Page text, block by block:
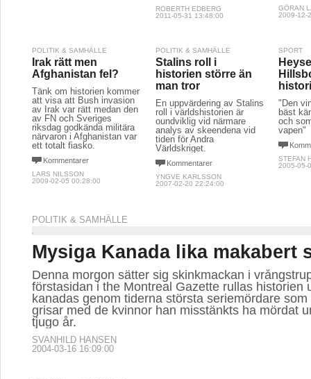
ROBERTH EDBERG
2011-05-31 13:48:00
GÖRAN
2009-12-
POLITIK & SAMHÄLLE
Irak rätt men
Afghanistan fel?
Tänk om historien kommer
att visa att Bush invasion
av Irak var rätt medan den
av FN och Sveriges
riksdag godkända militära
närvaron i Afghanistan var
ett totalt fiasko.
Kommentarer
LARS NILSSON
2009-02-05 00:28:00
POLITIK & SAMHÄLLE
Stalins roll i
historien större än
man tror
En uppvärdering av Stalins
roll i världshistorien är
oundviklig vid närmare
analys av skeendena vid
tiden för Andra
Världskriget.
Kommentarer
YNGVE KARLSSON
2007-02-20 22:24:00
SPORT
"Den
bäst
och
vapen"
STEFAN
2005-05-
POLITIK & SAMHÄLLE
Mysiga Kanada lika makabert
Denna morgon sätter sig skinkmackan i
förstasidan i the Montreal Gazette rullas historien
kanadas genom tiderna största seriemördare
grisar med de kvinnor han misstänkts ha mördat
tjugo år.
SVANHILD HANSEN
2004-03-16 16:09:00